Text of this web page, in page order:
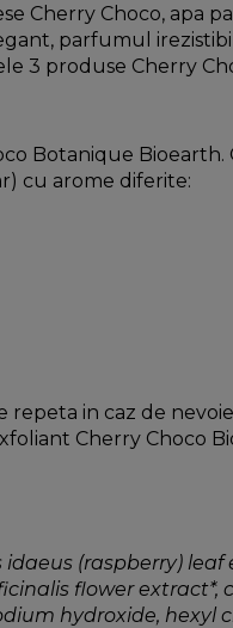
Cherry Choco, apa
parfumul
3 produse Cherry
Botanique Bioearth.
cu arome diferite:
in caz de
Cherry Choco
(raspberry) leaf
flower extract*,
hydroxide, hexyl